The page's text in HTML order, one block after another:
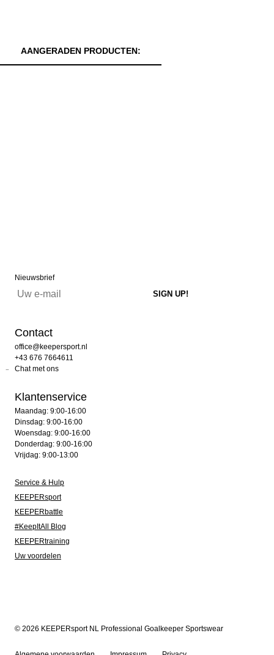
AANGERADEN PRODUCTEN:
Nieuwsbrief
Contact
office@keepersport.nl
+43 676 7664611
Chat met ons
Klantenservice
Maandag: 9:00-16:00
Dinsdag: 9:00-16:00
Woensdag: 9:00-16:00
Donderdag: 9:00-16:00
Vrijdag: 9:00-13:00
Service & Hulp
KEEPERsport
KEEPERbattle
#KeepItAll Blog
KEEPERtraining
Uw voordelen
© 2026 KEEPERsport NL Professional Goalkeeper Sportswear